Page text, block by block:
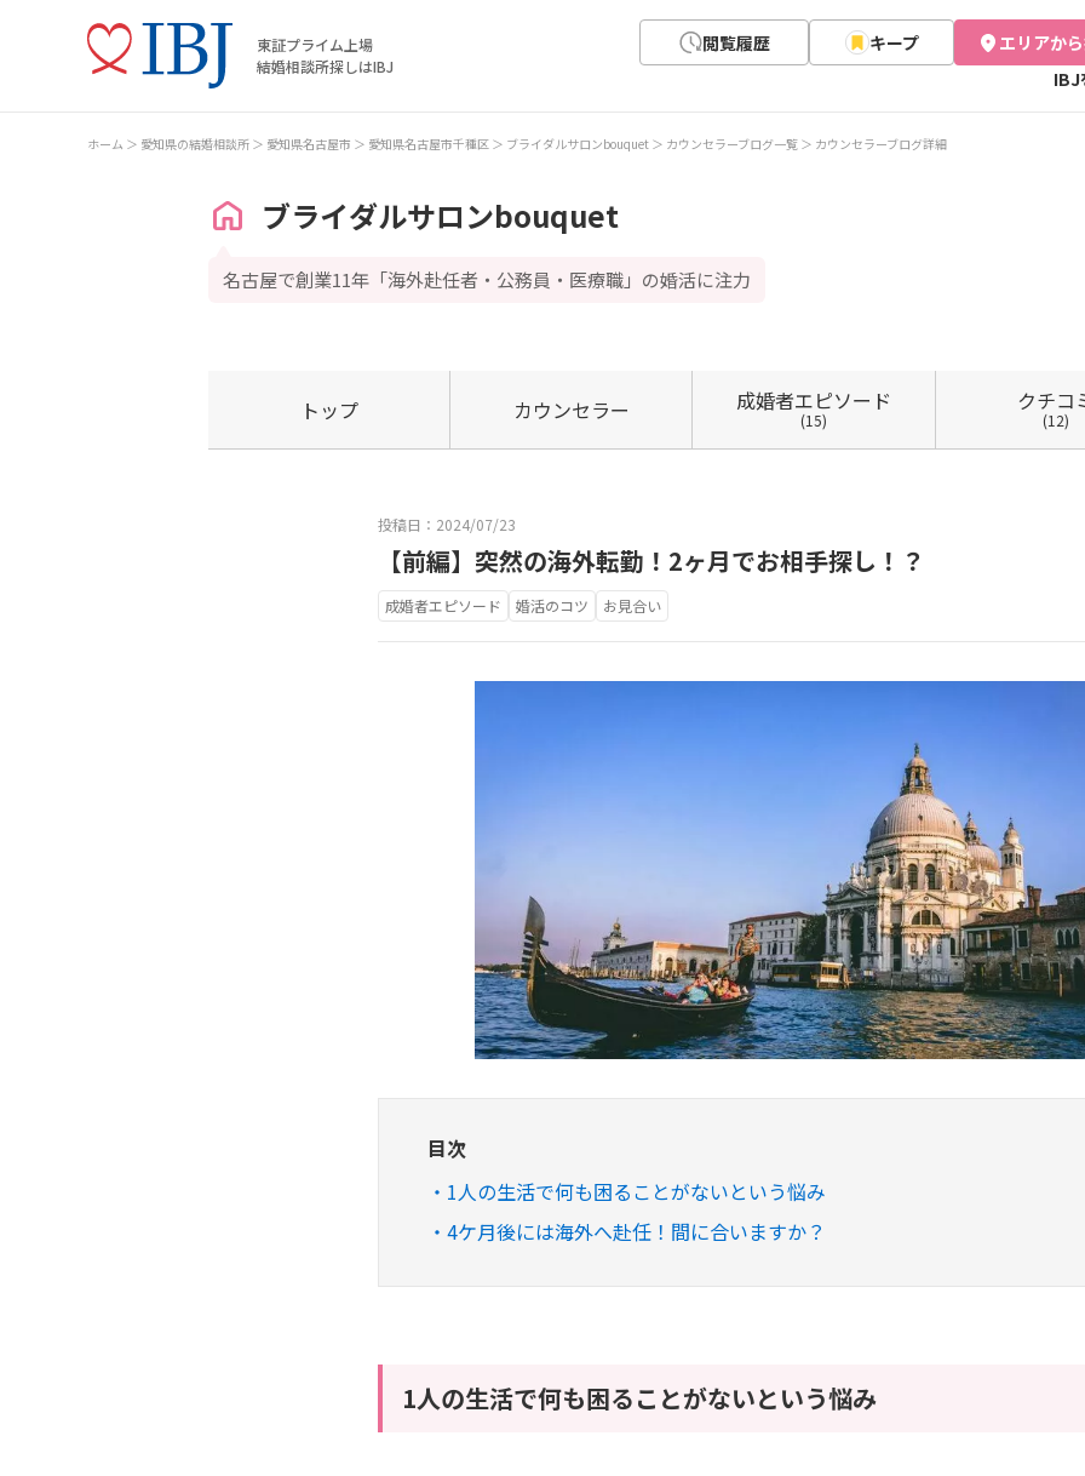
東証プライム上場
結婚相談所探しはIBJ
閲覧履歴 キープ エリアか
IBJ
ホーム 愛知県の結婚相談所 愛知県名古屋市 愛知県名古屋市千種区 ブライダルサロンbouquet カウンセラーブログ一覧 カウンセラーブログ詳細
ブライダルサロンbouquet
名古屋で創業11年「海外赴任者・公務員・医療職」の婚活に注力
トップ カウンセラー 成婚者エピソード
(15)
クチコ
(12)
投稿日：2024/07/23
【前編】突然の海外転勤！2ヶ月でお相手探し！？
成婚者エピソード 婚活のコツ お見合い
目次
1人の生活で何も困ることがないという悩み
4ケ月後には海外へ赴任！間に合いますか？
1人の生活で何も困ることがないという悩み